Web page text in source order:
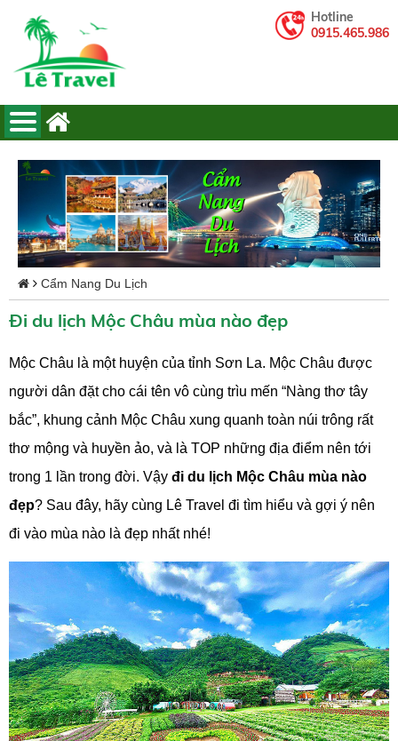
Hotline
0915.465.986
Cẩm Nang Du Lịch
Đi du lịch Mộc Châu mùa nào đẹp
Mộc Châu là một huyện của tỉnh Sơn La. Mộc Châu được
người dân đặt cho cái tên vô cùng trìu mến “Nàng thơ tây
bắc”, khung cảnh Mộc Châu xung quanh toàn núi trông rất
thơ mộng và huyền ảo, và là TOP những địa điểm nên tới
trong 1 lần trong đời. Vậy đi du lịch Mộc Châu mùa nào
đẹp? Sau đây, hãy cùng Lê Travel đi tìm hiểu và gợi ý nên
đi vào mùa nào là đẹp nhất nhé!